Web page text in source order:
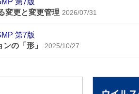
変更と変更管理 2026/07/31
第7版
の「形」
2025/10/27